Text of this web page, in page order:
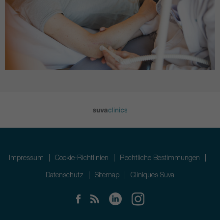
Impressum Cookie-Richtlinien Rechtliche Bestimmungen
Datenschutz Sitemap Cliniques Suva